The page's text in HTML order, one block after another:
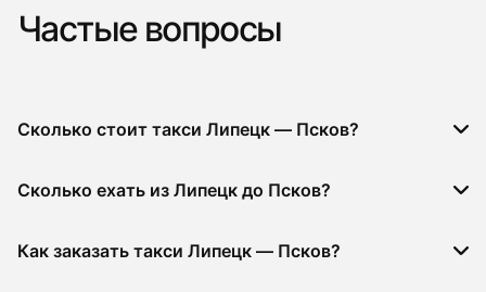
Частые вопросы
Сколько стоит такси Липецк — Псков?
Сколько ехать из Липецк до Псков?
Как заказать такси Липецк — Псков?